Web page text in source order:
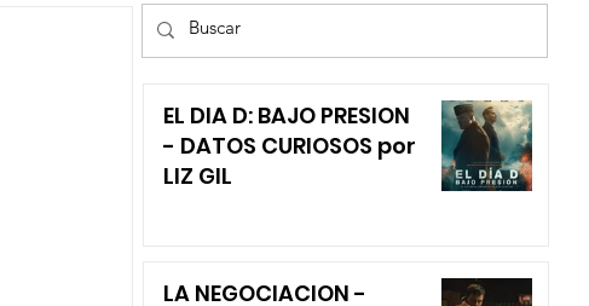
EL DIA D: BAJO PRESION
- DATOS CURIOSOS por
LIZ GIL
LA NEGOCIACION -